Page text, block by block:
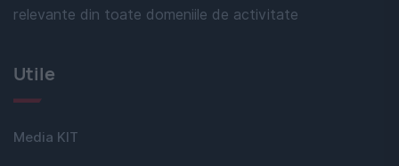
relevante din toate domeniile de activitate
Utile
Media KIT